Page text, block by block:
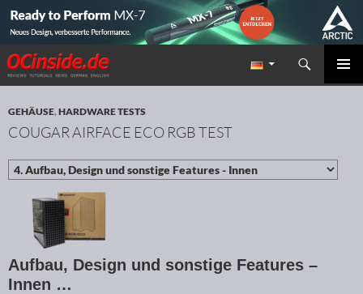
Redaktion ocinside.de PC Hardware Portal
Suchen
ZUM INHALT SPRINGEN
GEHÄUSE,HARDWARE TESTS
COUGAR AIRFACE ECO RGB TEST
Aufbau, Design und sonstige Features –
Innen …